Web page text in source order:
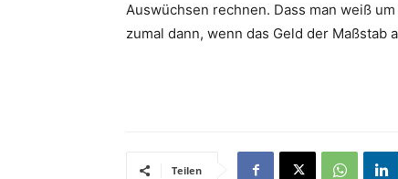
Auswüchsen rechnen. Dass man weiß
zumal dann, wenn das Geld der Maßstab
Teilen